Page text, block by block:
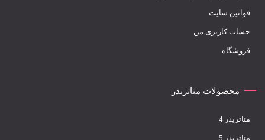
قوانین سایت
حساب کاربری من
فروشگاه
محصولات متاتریدر
متاتريدر 4
متاتريدر 5